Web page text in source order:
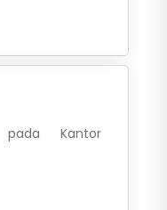
pada Kantor